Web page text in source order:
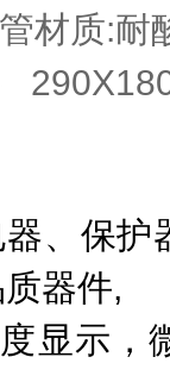
材质:耐
、保护
器件,
显示，